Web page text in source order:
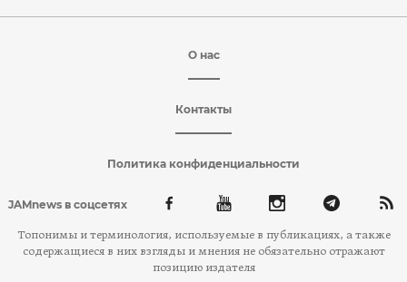
О нас
Контакты
Политика конфиденциальности
JAMnews в соцсетях
Топонимы и терминология, используемые в публикациях, а также
содержащиеся в них взгляды и мнения не обязательно отражают
позицию издателя